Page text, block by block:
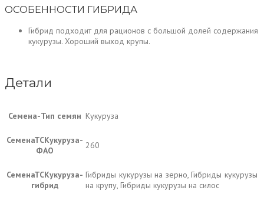
ОСОБЕННОСТИ ГИБРИДА
Гибрид подходит для рационов с большой долей содержания
кукурузы. Хороший выход крупы.
Детали
Семена-Тип семян Кукуруза
СеменаТСКукуруза-
ФАО
260
СеменаТСКукуруза-
гибрид
Гибриды кукурузы на зерно, Гибриды кукурузы
на крупу, Гибриды кукурузы на силос